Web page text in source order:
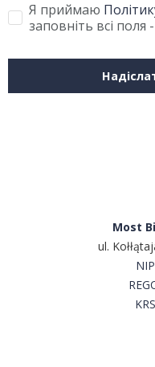
Я приймаю
заповніть всі
Most
ul.